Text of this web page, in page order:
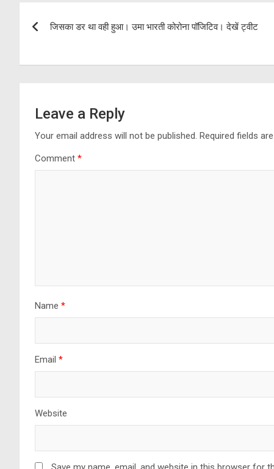
o
m
p
navigation
जिसका डर था वही हुआ। उमा भारती कोरोना पॉजिटिव। देखें ट्वीट
Leave a Reply
Your email address will not be published. Required fields
Comment *
Name *
Email *
Website